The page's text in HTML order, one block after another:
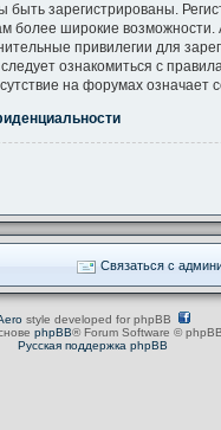
зарегистрированы.
более широкие
привилегии для
ознакомиться с
на форумах означает
Связаться с
style developed for phpBB
phpBB® Forum Software ©
Русская поддержка phpBB